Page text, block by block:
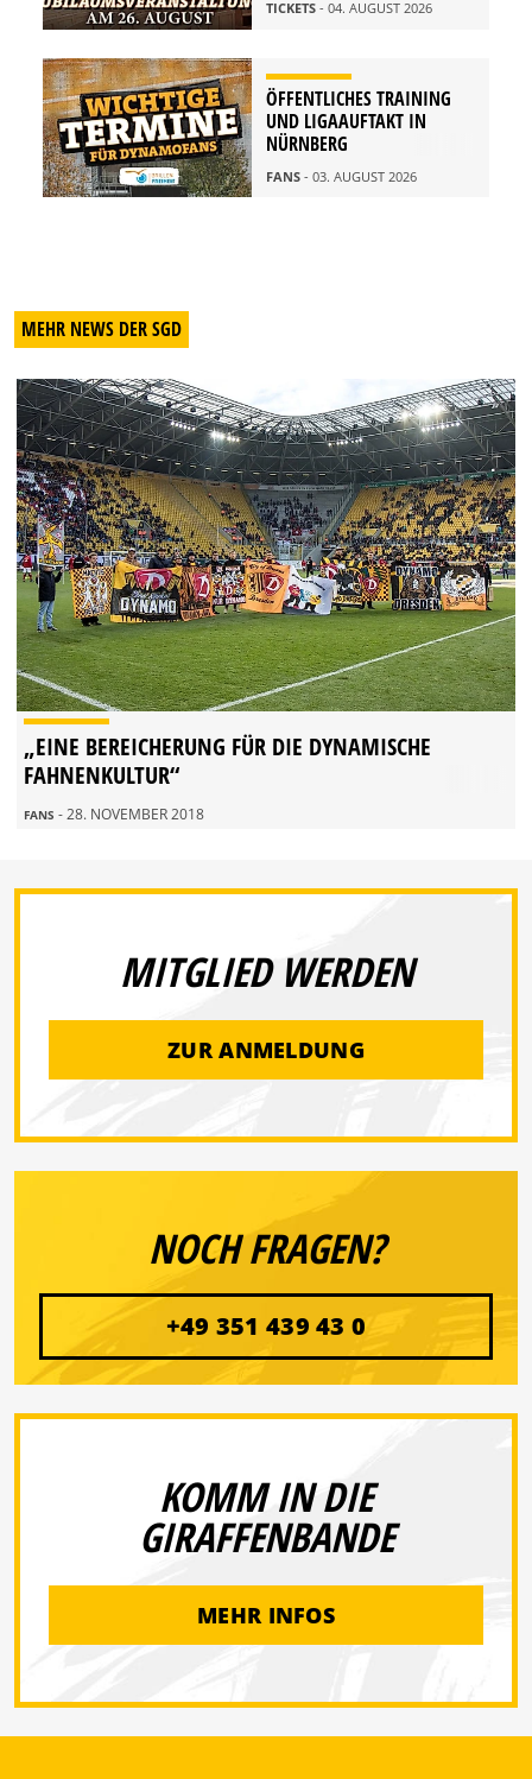
TICKETS - 04. AUGUST 2026
ÖFFENTLICHES TRAINING
UND LIGAAUFTAKT IN
NÜRNBERG
FANS - 03. AUGUST 2026
MEHR NEWS DER SGD
„EINE BEREICHERUNG FÜR DIE DYNAMISCHE
FAHNENKULTUR“
FANS - 28. NOVEMBER 2018
MITGLIED WERDEN
ZUR ANMELDUNG
NOCH FRAGEN?
+49 351 439 43 0
KOMM IN DIE
GIRAFFENBANDE
MEHR INFOS